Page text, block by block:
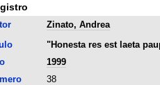
Zinato, Andrea
"Honesta res est laeta
1999
38